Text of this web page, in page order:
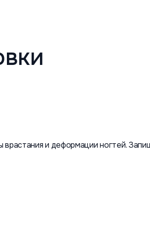
и деформации ногтей.